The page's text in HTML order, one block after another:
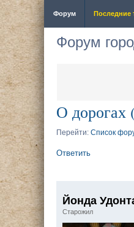
Форум Последние
Форум
О дорогах
Перейти: Список
Ответить
Йонда
Старожил